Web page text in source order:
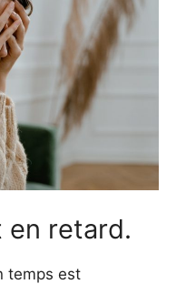
en retard.
temps est